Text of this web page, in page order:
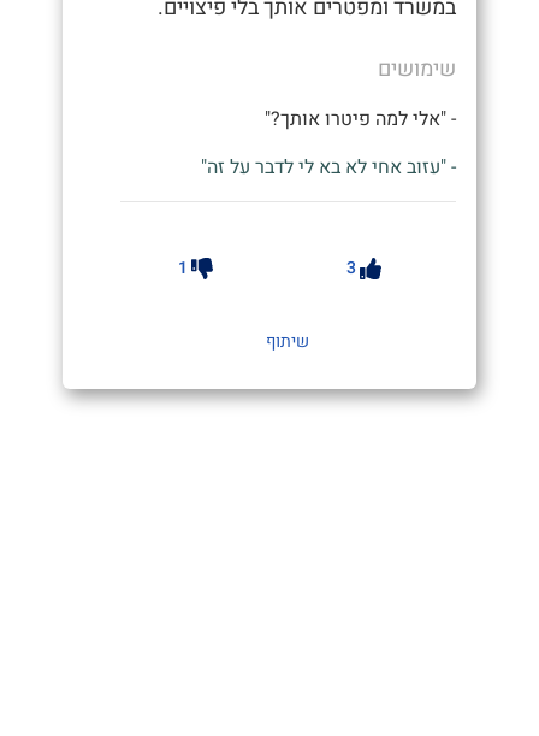
במשרד ומפטרים אותך בלי פיצויים.
שימושים
- "אלי למה פיטרו אותך?"
- "עזוב אחי לא בא לי לדבר על זה"
3
1
שיתוף